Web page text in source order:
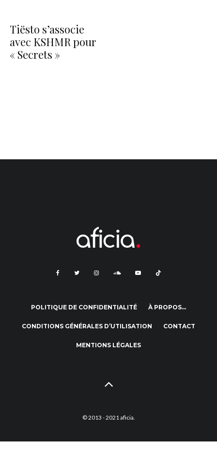
Tiësto s’associe
avec KSHMR pour
« Secrets »
POLITIQUE DE CONFIDENTIALITÉ À PROPOS…
CONDITIONS GÉNÉRALES D’UTILISATION CONTACT
MENTIONS LÉGALES
© 2013 - 2021 aficia.